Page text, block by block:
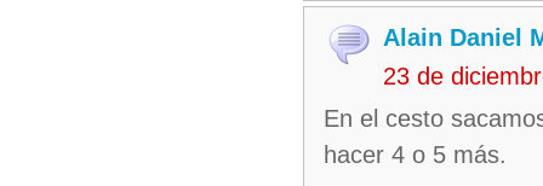
Alain Daniel
23 de
En el cesto
hacer 4 o 5 más.